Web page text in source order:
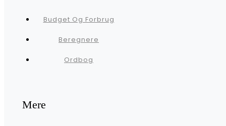
Budget Og Forbrug
Beregnere
Ordbog
Mere